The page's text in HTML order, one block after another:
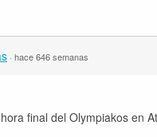
· hace 646 semanas
final del Olympiakos en